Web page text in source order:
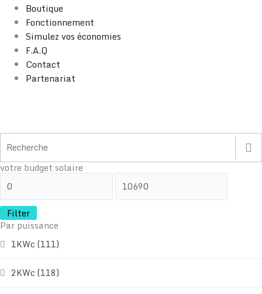
Boutique
Fonctionnement
Simulez vos économies
F.A.Q
Contact
Partenariat
votre budget solaire
Filter
Par puissance
1KWc (111)
2KWc (118)